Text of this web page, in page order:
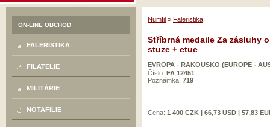
ON-LINE OBCHOD
FALERISTIKA
FILATELIE
MILITÁRIE
NOTAFILIE
Numfil » Faleristika
Stříbrná medaile Za zásluhy
stuze + etue
EVROPA - RAKOUSKO (EUROPE -
Číslo: FA 12451
Poznámka: 719
Cena: 1 400 CZK | 66,73 USD | 57,83